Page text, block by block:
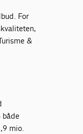
For
&
både
mio.